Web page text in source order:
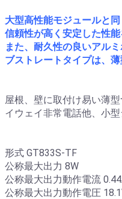
大型高性能モジュールと
信頼性が高く安定した性能
また、耐久性の良いアル
ブストレートタイプは、薄
屋根、壁に取付け易い薄
イウェイ非常電話他、小
形式 GT833S-TF
公称最大出力 8W
公称最大出力動作電流
公称最大出力動作電圧